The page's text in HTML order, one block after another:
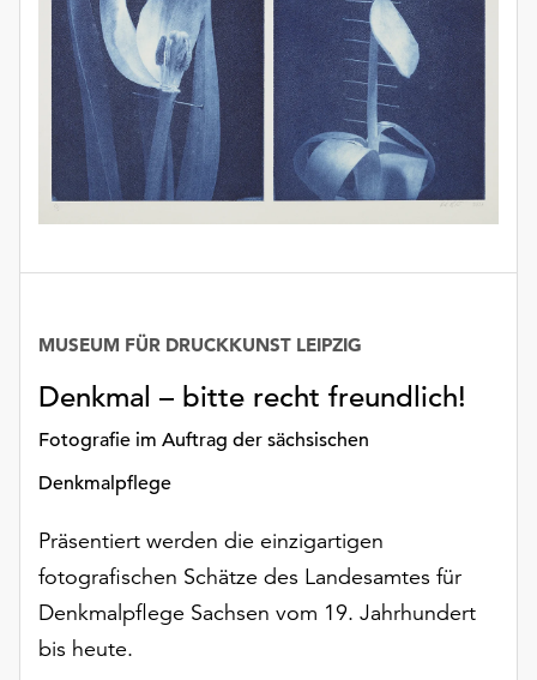
Möchten
verwendeten
Cookies
anpassen,
erreichen
Sie
Einstellungen
die
„Auswählen“.
Weitere
finden
unserer
Datenschutzerklärung
oder
dem
Denkmal – bitte recht freundlich!
Fotografie im Auftrag der sächsischen
Denkmalpflege
MUSEUM FÜR DRUCKKUNST LEIPZIG
Präsentiert werden die einzigartigen
fotografischen Schätze des Landesamtes für
Denkmalpflege Sachsen vom 19. Jahrhundert
bis heute.